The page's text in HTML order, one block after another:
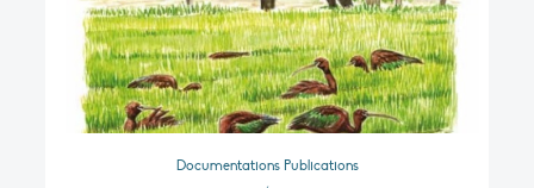
Documentations Publications